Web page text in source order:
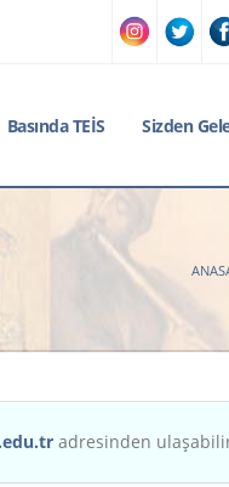
Basında TEİS Sizden
adresinden